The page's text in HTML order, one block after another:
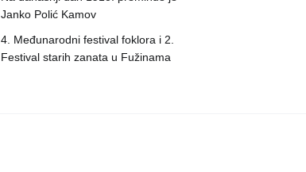
Janko Polić Kamov
4. Međunarodni festival foklora i 2.
Festival starih zanata u Fužinama